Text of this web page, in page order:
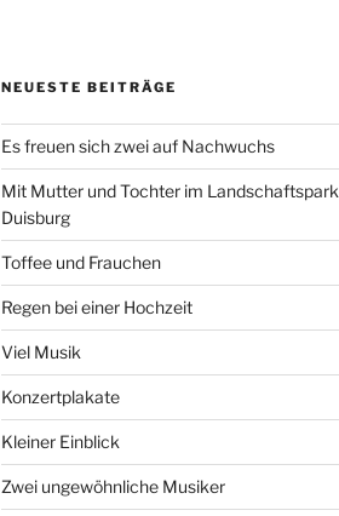
NEUESTE BEITRÄGE
Es freuen sich zwei auf Nachwuchs
Mit Mutter und Tochter im Landschaftspark
Duisburg
Toffee und Frauchen
Regen bei einer Hochzeit
Viel Musik
Konzertplakate
Kleiner Einblick
Zwei ungewöhnliche Musiker